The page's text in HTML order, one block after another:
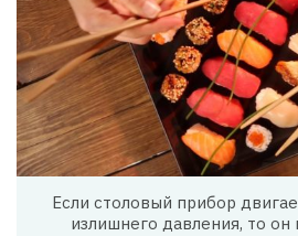
Если столовый прибор
излишнего давления, то он